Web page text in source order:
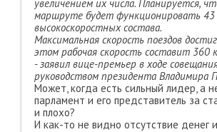
увеличением их числа. Планируется,
маршруте будет функционировать 43
высокоскоростных состава.
Максимальная скорость поездов
этом рабочая скорость составит 360
- заявил вице-премьер в ходе
руководством президента Владимира
Может, когда есть сильный лидер, а
парламент и его представитель за
и плохо?
И как-то не видно отсутствие денег